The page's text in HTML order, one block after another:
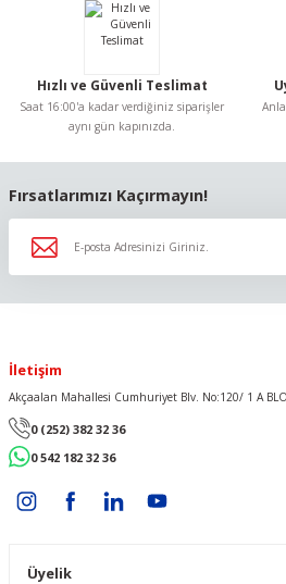
Bu ürüne benzer farklı alternatifler olmalı.
Hızlı ve Güvenli Teslimat
Saat 16:00'a kadar verdiğiniz siparişler
aynı gün kapınızda.
Fırsatlarımızı Kaçırmayın!
İletişim
Akçaalan Mahallesi Cumhuriyet Blv. No:120/ 1 A
0 (252) 382 32 36
0 542 182 32 36
Üyelik